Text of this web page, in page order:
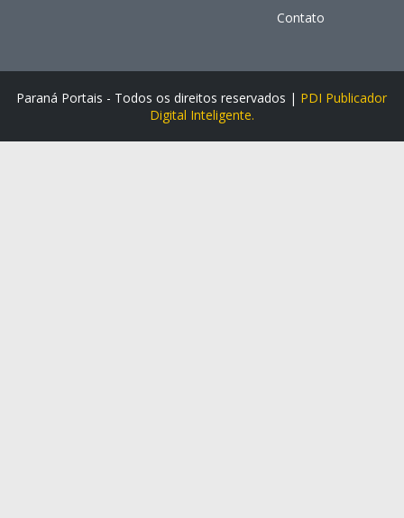
Contato
Paraná Portais - Todos os direitos reservados | PDI Publicador
Digital Inteligente.